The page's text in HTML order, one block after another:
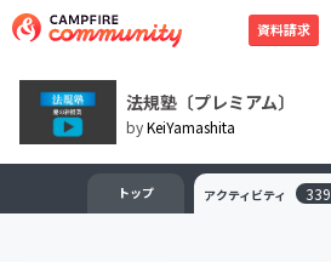
資料請求
法規塾〔プレミアム〕
byKeiYamashita
トップ アクティビティ 339